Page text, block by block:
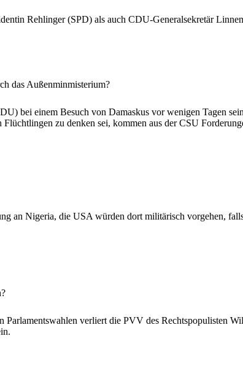
Rehlinger (SPD) als auch CDU-Generalsekretär
das Außenminmisterium?
bei einem Besuch von Damaskus vor wenigen Tagen
zu denken sei, kommen aus der CSU
an Nigeria, die USA würden dort militärisch vorgehen,
Parlamentswahlen verliert die PVV des Rechtspopulisten